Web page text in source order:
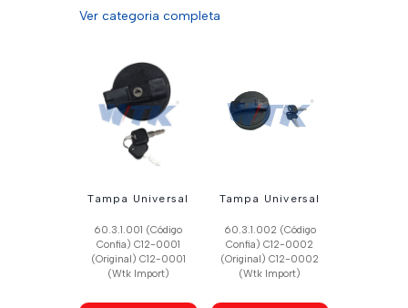
Ver categoria completa
Tampa Universal
60.3.1.001 (Código
Confia) C12-0001
(Original) C12-0001
(Wtk Import)
Tampa Universal
60.3.1.002 (Código
Confia) C12-0002
(Original) C12-0002
(Wtk Import)